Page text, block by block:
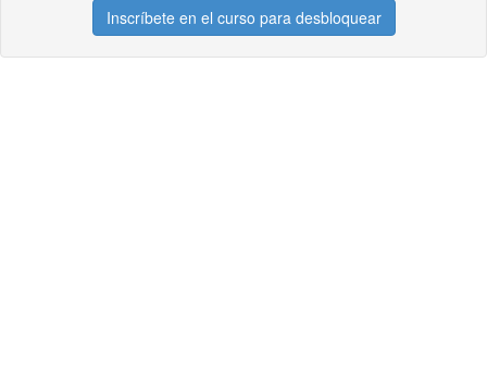
Inscríbete en el curso para desbloquear